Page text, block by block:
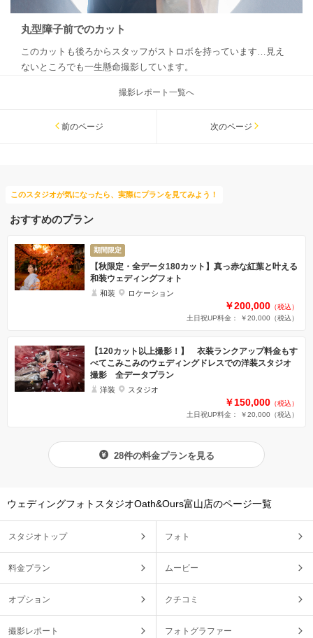
丸型障子前でのカット
このカットも後ろからスタッフがストロボを持っています…見え
ないところでも一生懸命撮影しています。
撮影レポート一覧へ
前のページ 次のページ
このスタジオが気になったら、実際にプランを見てみよう！
おすすめのプラン
期間限定
【秋限定・全データ180カット】真っ赤な紅葉と叶える
和装ウェディングフォト
和装 ロケーション
￥200,000 （税込）
土日祝UP料金： ￥20,000 （税込）
【120カット以上撮影！】 衣装ランクアップ料金もす
べてこみこみのウェディングドレスでの洋装スタジオ
撮影 全データプラン
洋装 スタジオ
￥150,000 （税込）
土日祝UP料金： ￥20,000 （税込）
28件の料金プランを見る
ウェディングフォトスタジオOath&Ours富山店のページ一覧
スタジオトップ フォト
料金プラン ムービー
オプション クチコミ
撮影レポート フォトグラファー